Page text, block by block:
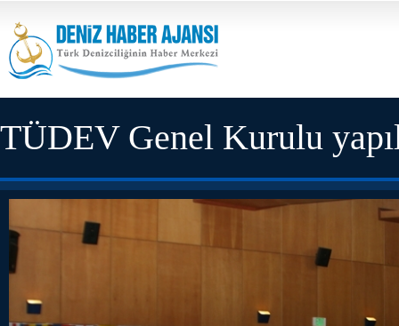
TÜDEV Genel Kurulu